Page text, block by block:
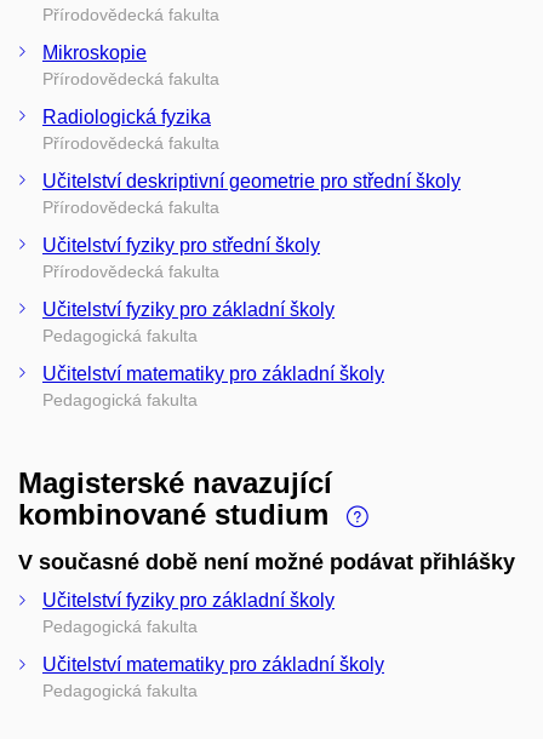
Přírodovědecká fakulta
Mikroskopie
Přírodovědecká fakulta
Radiologická fyzika
Přírodovědecká fakulta
Učitelství deskriptivní geometrie pro střední školy
Přírodovědecká fakulta
Učitelství fyziky pro střední školy
Přírodovědecká fakulta
Učitelství fyziky pro základní školy
Pedagogická fakulta
Učitelství matematiky pro základní školy
Pedagogická fakulta
Magisterské navazující
kombinované studium
V současné době není možné podávat přihlášky
Učitelství fyziky pro základní školy
Pedagogická fakulta
Učitelství matematiky pro základní školy
Pedagogická fakulta